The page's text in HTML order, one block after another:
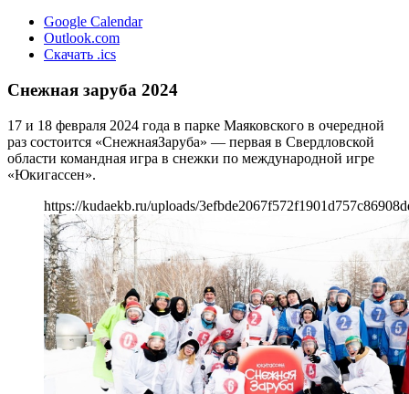
Google Calendar
Outlook.com
Скачать .ics
Снежная заруба 2024
17 и 18 февраля 2024 года в парке Маяковского в очередной
раз состоится «CнежнаяЗаруба» — первая в Свердловской
области командная игра в снежки по международной игре
«Юкигассен».
https://kudaekb.ru/uploads/